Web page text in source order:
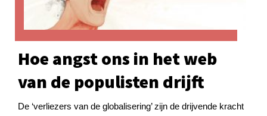
Hoe angst ons in het web
van de populisten drijft
De ‘verliezers van de globalisering’ zijn de drijvende kracht